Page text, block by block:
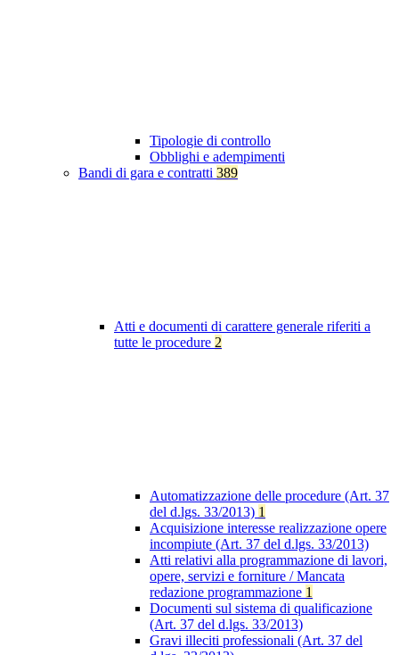
Tipologie di controllo
Obblighi e adempimenti
Bandi di gara e contratti 389
Atti e documenti di carattere generale riferiti a
tutte le procedure 2
Automatizzazione delle procedure (Art. 37
del d.lgs. 33/2013) 1
Acquisizione interesse realizzazione opere
incompiute (Art. 37 del d.lgs. 33/2013)
Atti relativi alla programmazione di lavori,
opere, servizi e forniture / Mancata
redazione programmazione 1
Documenti sul sistema di qualificazione
(Art. 37 del d.lgs. 33/2013)
Gravi illeciti professionali (Art. 37 del